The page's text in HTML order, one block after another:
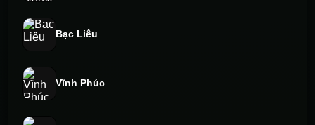
Bạc Liêu
Vĩnh Phúc